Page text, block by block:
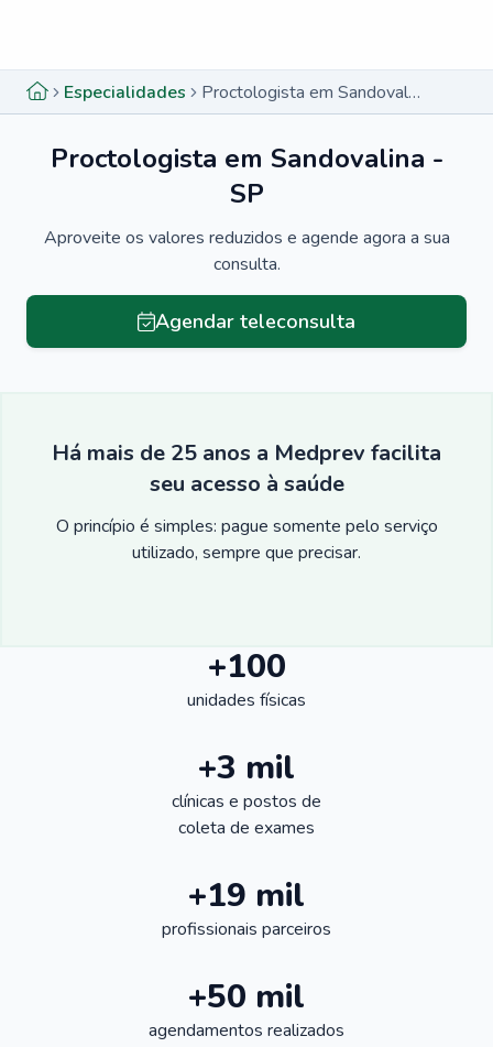
Especialidades Proctologista em Sandovalina - SP
Proctologista em Sandovalina -
SP
Aproveite os valores reduzidos e agende agora a sua
consulta.
Agendar teleconsulta
Há mais de 25 anos a Medprev facilita
seu acesso à saúde
O princípio é simples: pague somente pelo serviço
utilizado, sempre que precisar.
+100
unidades físicas
+3 mil
clínicas e postos de
coleta de exames
+19 mil
profissionais parceiros
+50 mil
agendamentos realizados